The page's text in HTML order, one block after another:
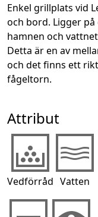
Enkel grillplats vid
och bord. Ligger
hamnen och
Detta är en av
och det finns ett
fågeltorn.
Attribut
Vedförråd Vatten